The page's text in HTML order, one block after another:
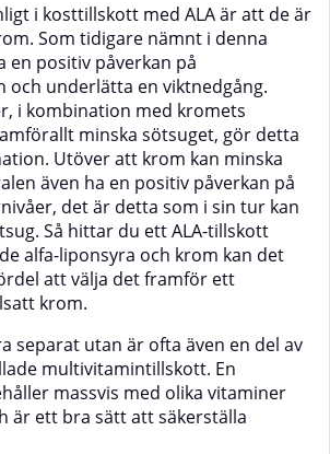
i kosttillskott med ALA är att de är
. Som tidigare nämnt i denna
en positiv påverkan på
underlätta en viktnedgång.
i kombination med kromets
minska sötsuget, gör detta
Utöver att krom kan minska
även ha en positiv påverkan på
det är detta som i sin tur kan
Så hittar du ett ALA-tillskott
alfa-liponsyra och krom kan det
att välja det framför ett
krom.
separat utan är ofta även en del av
multivitamintillskott. En
massvis med olika vitaminer
är ett bra sätt att säkerställa